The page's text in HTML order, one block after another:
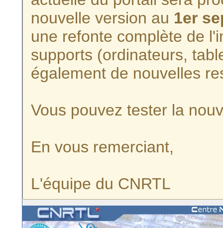
nouvelle version au 1er
une refonte complète de
supports (ordinateurs,
également de nouvelles
Vous pouvez tester la
En vous remerciant,
L'équipe du CNRTL